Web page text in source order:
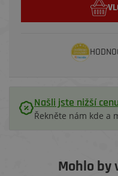
Našli jste nižší
Řekněte nám kde a
Mohlo by